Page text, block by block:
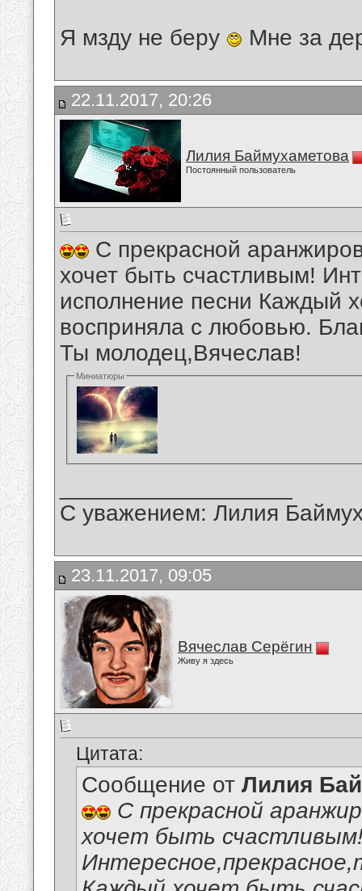
Я мзду не беру Мне за
22.11.2017, 20:26
Лилия Баймухаметова
Постоянный пользователь
С прекрасной
хочет быть счастливым!
исполнение песни Каждый
восприняла с любовью.
Ты молодец,Вячеслав!
Миниатюры
С уважением: Лилия
23.11.2017, 09:05
Вячеслав Серёгин
Живу я здесь
Цитата:
Сообщение от Лилия
С прекрасной
хочет быть